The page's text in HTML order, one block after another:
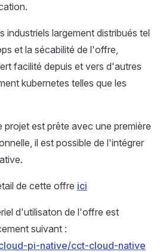
industriels largement distribués tel
et la sécabilité de l'offre,
facilité depuis et vers d'autres
kubernetes telles que les
projet est prête avec une première
il est possible de l'intégrer
de cette offre ici
d'utilisaton de l'offre est
suivant :
pi-native/cct-cloud-native